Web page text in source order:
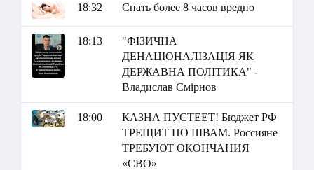
18:32 Спать более 8 часов вредно
18:13
"ФІЗИЧНА
ДЕНАЦІОНАЛІЗАЦІЯ ЯК
ДЕРЖАВНА ПОЛІТИКА" -
Владислав Смірнов
18:00
КАЗНА ПУСТЕЕТ! Бюджет РФ
ТРЕЩИТ ПО ШВАМ. Россияне
ТРЕБУЮТ ОКОНЧАНИЯ
«СВО»